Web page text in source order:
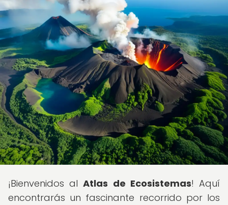
¡Bienvenidos alAtlas de Ecosistemas! Aquí
encontrarás un fascinante recorrido por los